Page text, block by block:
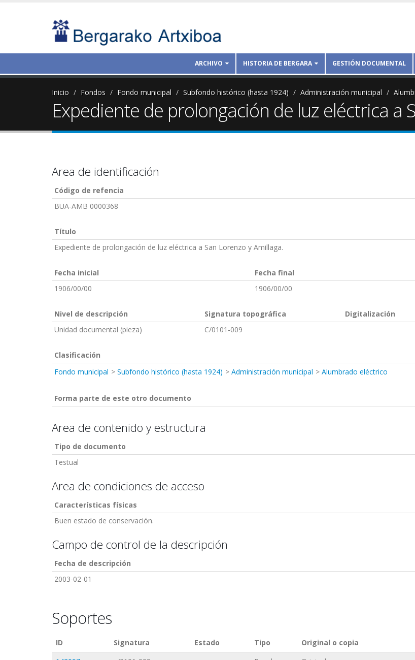
ARCHIVO HISTORIA DE BERGARA GESTIÓN DOCUMENTAL
Inicio Fondos Fondo municipal Subfondo histórico (hasta 1924) Administración municipal
Expediente de prolongación de luz eléctrica a
Area de identificación
Código de refencia
BUA-AMB 0000368
Título
Expediente de prolongación de luz eléctrica a San Lorenzo y Amillaga.
Fecha inicial
Fecha final
1906/00/00
1906/00/00
Nivel de descripción Signatura topográfica
Digitalización
Unidad documental (pieza)
C/0101-009
Clasificación
Fondo municipal
Subfondo histórico (hasta 1924) Administración municipal Alumbrado eléctrico
Forma parte de este otro documento
Area de contenido y estructura
Tipo de documento
Testual
Area de condiciones de acceso
Características físicas
Buen estado de conservación.
Campo de control de la descripción
Fecha de descripción
2003-02-01
Soportes
ID Signatura Estado Tipo Original o copia